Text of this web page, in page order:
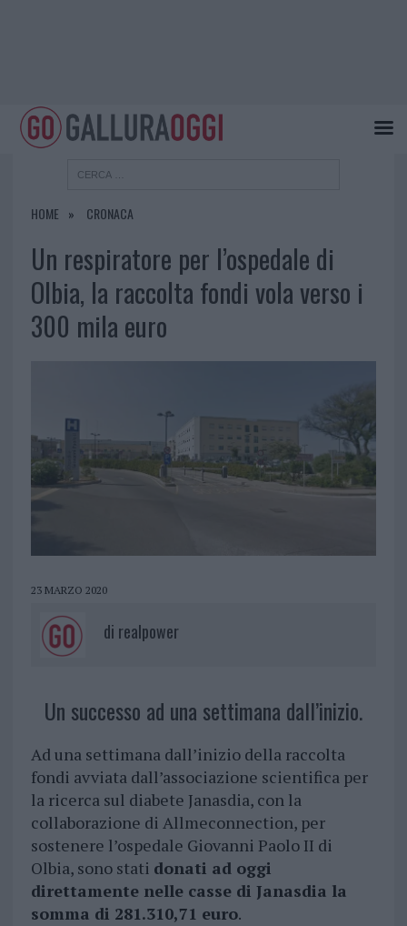
HOME CRONACA
Un respiratore per l’ospedale di
Olbia, la raccolta fondi vola verso i
300 mila euro
23 MARZO 2020
di realpower
Un successo ad una settimana dall’inizio.
Ad una settimana dall’inizio della raccolta
fondi avviata dall’associazione scientifica per
la ricerca sul diabete Janasdia, con la
collaborazione di Allmeconnection, per
sostenere l’ospedale Giovanni Paolo II di
Olbia, sono stati donati ad oggi
direttamente nelle casse di Janasdia la
somma di 281.310,71 euro.